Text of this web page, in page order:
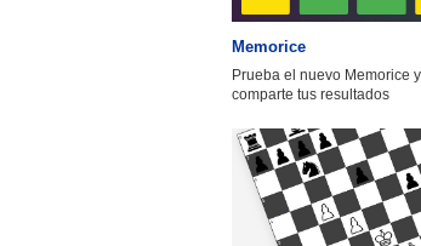
Memorice
Prueba el nuevo Memorice y
comparte tus resultados